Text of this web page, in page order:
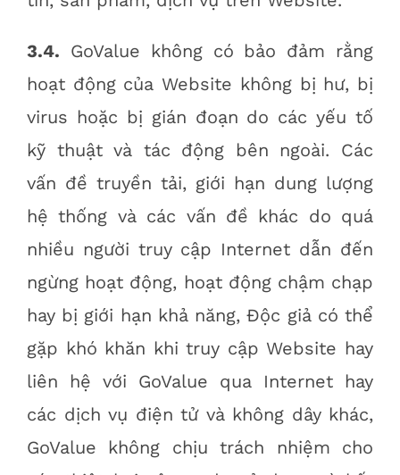
3.4. GoValue không có bảo đảm rằng
hoạt động của Website không bị hư, bị
virus hoặc bị gián đoạn do các yếu tố
kỹ thuật và tác động bên ngoài. Các
vấn đề truyền tải, giới hạn dung lượng
hệ thống và các vấn đề khác do quá
nhiều người truy cập Internet dẫn đến
ngừng hoạt động, hoạt động chậm chạp
hay bị giới hạn khả năng, Độc giả có thể
gặp khó khăn khi truy cập Website hay
liên hệ với GoValue qua Internet hay
các dịch vụ điện tử và không dây khác,
GoValue không chịu trách nhiệm cho